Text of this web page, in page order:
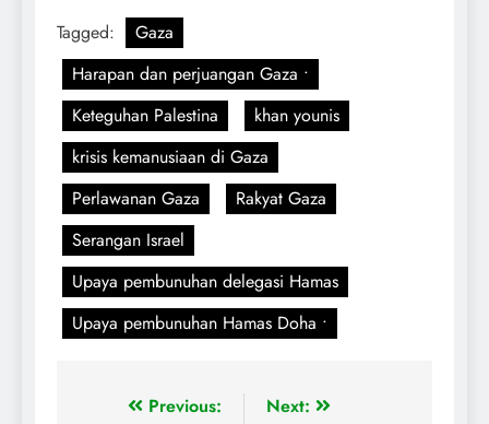
Tagged:
Gaza
Harapan dan perjuangan Gaza •
Keteguhan Palestina
khan younis
krisis kemanusiaan di Gaza
Perlawanan Gaza
Rakyat Gaza
Serangan Israel
Upaya pembunuhan delegasi Hamas
Upaya pembunuhan Hamas Doha •
Previous:
Next: